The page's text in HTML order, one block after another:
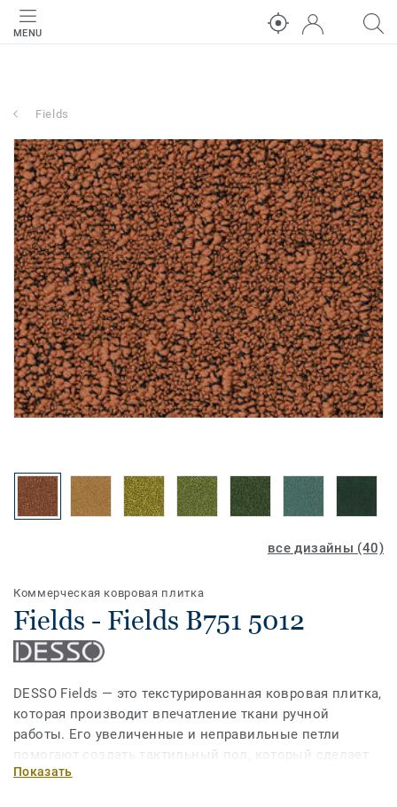
MENU
Fields
все дизайны (40)
Коммерческая ковровая плитка
Fields - Fields B751 5012
DESSO Fields — это текстурированная ковровая плитка,
которая производит впечатление ткани ручной
работы. Его увеличенные и неправильные петли
помогают создать тактильный пол, который сделает
любое пространство теплым и уютным. С
Показать